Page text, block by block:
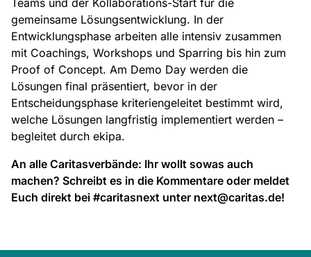
Teams und der Kollaborations-Start für die
gemeinsame Lösungsentwicklung. In der
Entwicklungsphase arbeiten alle intensiv zusammen
mit Coachings, Workshops und Sparring bis hin zum
Proof of Concept. Am Demo Day werden die
Lösungen final präsentiert, bevor in der
Entscheidungsphase kriteriengeleitet bestimmt wird,
welche Lösungen langfristig implementiert werden –
begleitet durch ekipa.
An alle Caritasverbände: Ihr wollt sowas auch
machen? Schreibt es in die Kommentare oder meldet
Euch direkt bei #caritasnext unter next@caritas.de!